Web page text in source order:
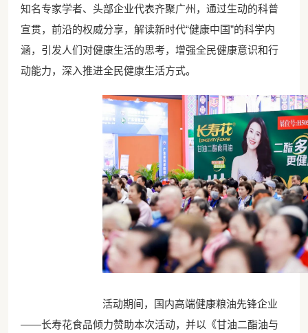
知名专家学者、头部企业代表齐聚广州，通过生动的科普
宣贯，前沿的权威分享，解读新时代“健康中国”的科学内
涵，引发人们对健康生活的思考，增强全民健康意识和行
动能力，深入推进全民健康生活方式。
活动期间，国内高端健康粮油先锋企业
——长寿花食品倾力赞助本次活动，并以《甘油二酯油与